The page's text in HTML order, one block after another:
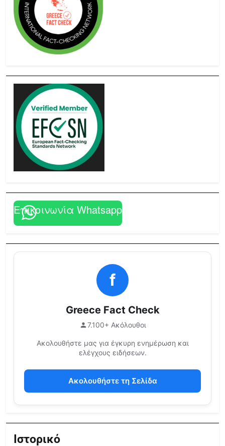
Επικοινωνία Whatsapp
f
Greece Fact Check
7.100+ Ακόλουθοι
Ακολουθήστε μας για έγκυρη ενημέρωση και
ελέγχους ειδήσεων.
Ακολουθήστε τη Σελίδα
Ιστορικό